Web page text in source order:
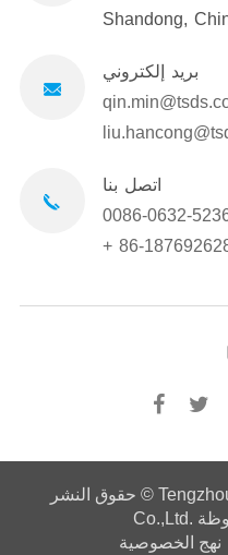
Shandong,
بريد إلكتروني
اتصل بنا
0086-0632-
+ 86-
حقوق النشر ©
Co.,Ltd.
نهج الخصوصية